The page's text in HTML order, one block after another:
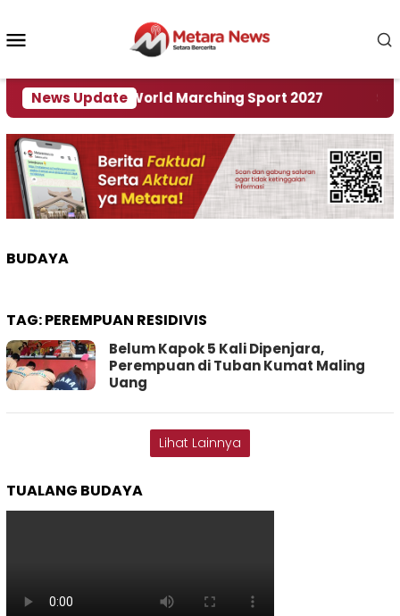
konten
News Update
Rumah World Marching Sport 2027 ‎Soal
BUDAYA
TAG:PEREMPUAN RESIDIVIS
Belum Kapok 5 Kali Dipenjara,
Perempuan di Tuban Kumat Maling
Uang
Lihat Lainnya
TUALANG BUDAYA